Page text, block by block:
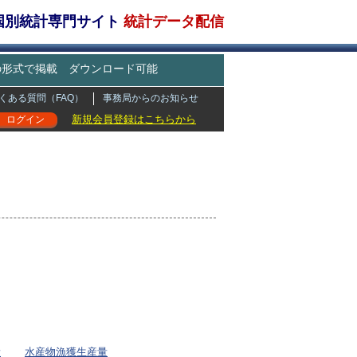
統計専門サイト 統計データ配信
形式で掲載 ダウンロード可能
事務局からのお知らせ
ある質問（FAQ）
新規会員登録はこちらから
ログイン
水産物漁獲生産量